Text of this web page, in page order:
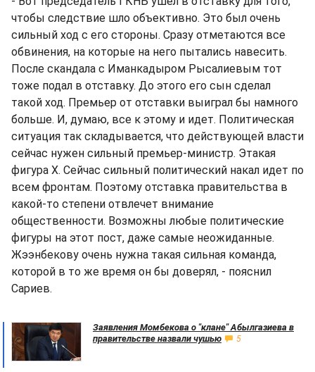
чтобы следствие шло объективно. Это был очень
сильный ход с его стороны. Сразу отметаются все
обвинения, на которые на него пытались навесить.
После скандала с Иманкадыром Рысалиевым тот
тоже подал в отставку. До этого его сын сделал
такой ход. Премьер от отставки выиграл бы намного
больше. И, думаю, все к этому и идет. Политическая
ситуация так складывается, что действующей власти
сейчас нужен сильный премьер-министр. Этакая
фигура Х. Сейчас сильный политический накал идет по
всем фронтам. Поэтому отставка правительства в
какой-то степени отвлечет внимание
общественности. Возможны любые политические
фигуры на этот пост, даже самые неожиданные.
Жээнбекову очень нужна такая сильная команда,
которой в то же время он бы доверял, - пояснил
Сариев.
Заявления Момбекова о "клане" Абылгазиева в
правительстве назвали чушью
5